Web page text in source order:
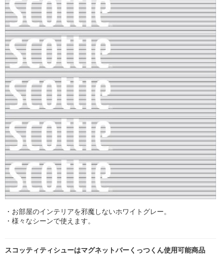
・お部屋のインテリアを邪魔しないホワイトグレー。
・様々なシーンで使えます。
スコッティティシューはマグネットバーくっつくん使用可能商品